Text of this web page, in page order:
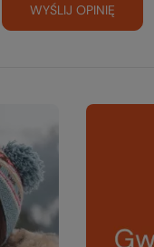
WYŚLIJ OPINIĘ